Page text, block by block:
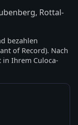
Rottal-
bezahlen
of Record). Nach
Ihrem Culoca-